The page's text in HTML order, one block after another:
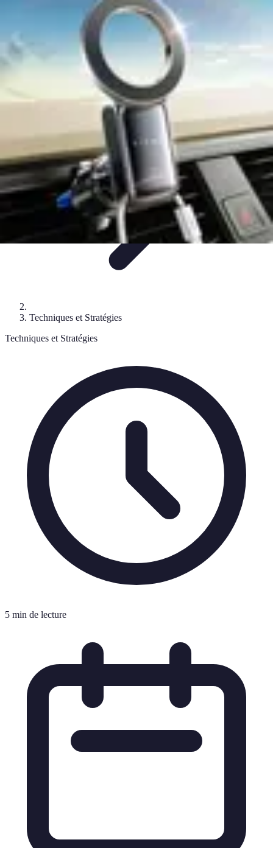
Stratégies et Techniques
Entraînement et Techniques
Stratégies
Entraînement et Technique Stratégies d'équipe
Techniques et Stratégies
Techniques et Stratégies
5 min de lecture